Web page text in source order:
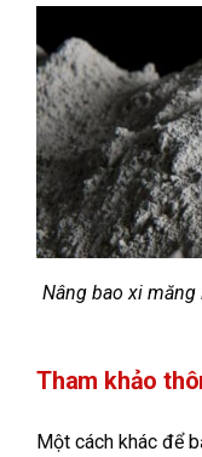
Nâng bao xi
Tham khảo
Một cách khác để